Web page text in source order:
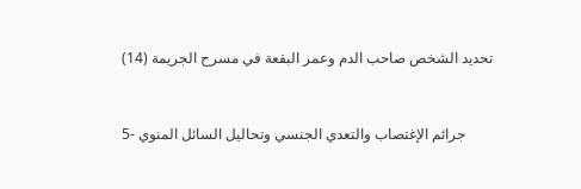
(14) تحديد الشخص صاحب الدم وعمر البقعة في مسرح الجريمة
5- جرائم الإغتصاب والتعدي الجنسي وتحاليل السائل المنوي